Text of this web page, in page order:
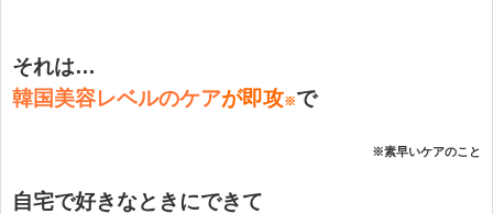
それは…
韓国美容レベルのケアが即攻※で
※素早いケアのこと
自宅で好きなときにできて